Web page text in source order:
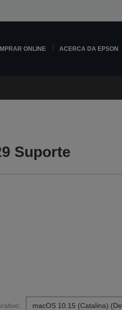
ONLINE ACERCA DA EPSON
Suporte